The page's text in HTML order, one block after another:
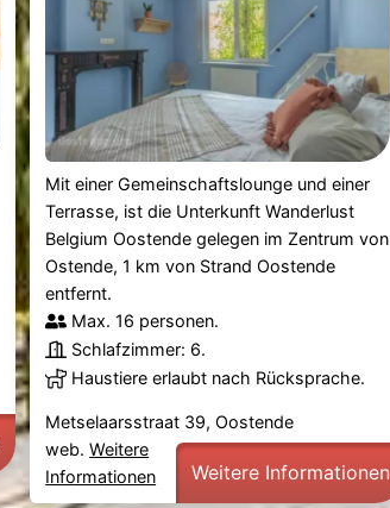
Mit einer Gemeinschaftslounge und einer
Terrasse, ist die Unterkunft Wanderlust
Belgium Oostende gelegen im Zentrum von
Ostende, 1 km von Strand Oostende
entfernt.
Max. 16 personen.
Schlafzimmer: 6.
Haustiere erlaubt nach Rücksprache.
Metselaarsstraat 39, Oostende
web.Weitere
Informationen
Weitere Informationen